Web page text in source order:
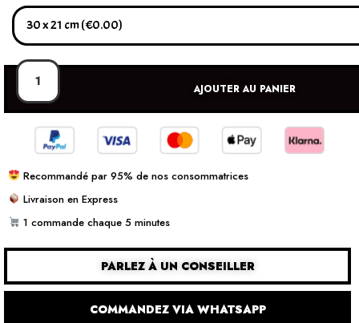
AJOUTER AU PANIER
Recommandé par 95% de nos consommatrices
Livraison en Express
1 commande chaque 5 minutes
PARLEZ À UN CONSEILLER
COMMANDEZ VIA WHATSAPP